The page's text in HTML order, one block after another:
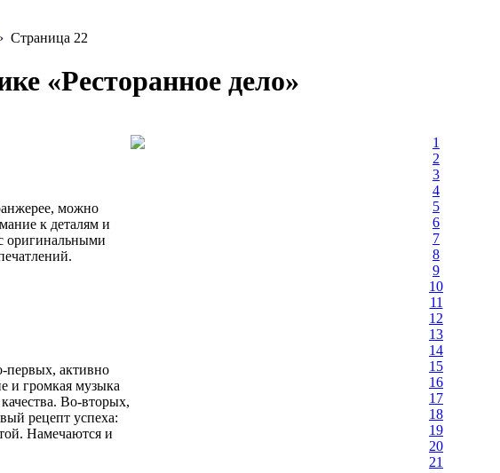
› Страница 22
«Ресторанное дело»
можно
к деталям и
оригинальными
первых, активно
и громкая музыка
Во-вторых,
рецепт успеха:
Намечаются и
1
2
3
4
5
6
7
8
9
10
11
12
13
14
15
16
17
18
19
20
21